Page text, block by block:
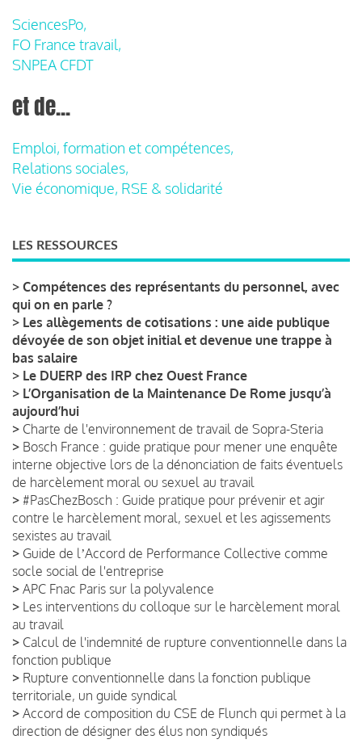
SciencesPo,
FO France travail,
SNPEA CFDT
et de...
Emploi, formation et compétences,
Relations sociales,
Vie économique, RSE & solidarité
LES RESSOURCES
> Compétences des représentants du personnel, avec
qui on en parle ?
> Les allègements de cotisations : une aide publique
dévoyée de son objet initial et devenue une trappe à
bas salaire
> Le DUERP des IRP chez Ouest France
> L’Organisation de la Maintenance De Rome jusqu’à
aujourd’hui
> Charte de l'environnement de travail de Sopra-Steria
> Bosch France : guide pratique pour mener une enquête
interne objective lors de la dénonciation de faits éventuels
de harcèlement moral ou sexuel au travail
> #PasChezBosch : Guide pratique pour prévenir et agir
contre le harcèlement moral, sexuel et les agissements
sexistes au travail
> Guide de lʼAccord de Performance Collective comme
socle social de l'entreprise
> APC Fnac Paris sur la polyvalence
> Les interventions du colloque sur le harcèlement moral
au travail
> Calcul de l'indemnité de rupture conventionnelle dans la
fonction publique
> Rupture conventionnelle dans la fonction publique
territoriale, un guide syndical
> Accord de composition du CSE de Flunch qui permet à la
direction de désigner des élus non syndiqués